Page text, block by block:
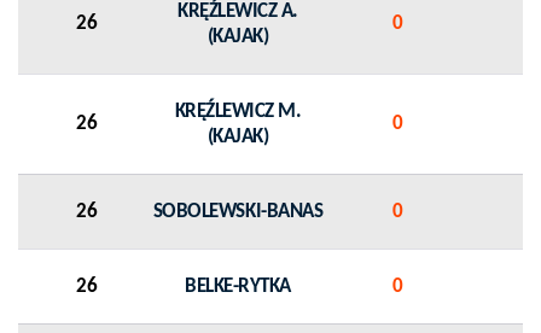
26
KRĘŹLEWICZ A.
(KAJAK)
0
26
KRĘŹLEWICZ M.
(KAJAK)
0
26 SOBOLEWSKI-BANAS 0
26 BELKE-RYTKA 0